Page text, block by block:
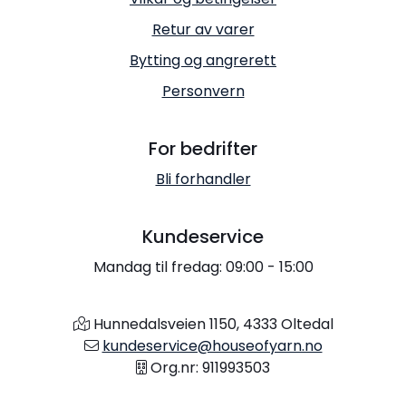
Retur av varer
Bytting og angrerett
Personvern
For bedrifter
Bli forhandler
Kundeservice
Mandag til fredag: 09:00 - 15:00
Hunnedalsveien 1150, 4333 Oltedal
kundeservice@houseofyarn.no
Org.nr: 911993503